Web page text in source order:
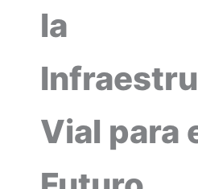
la
Vial para